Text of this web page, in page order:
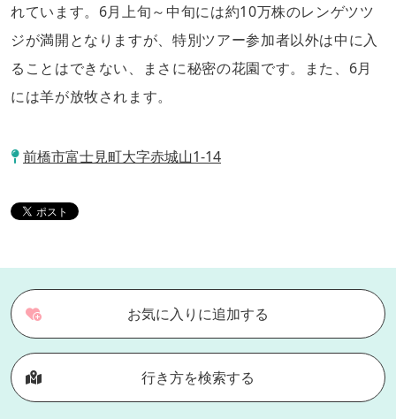
れています。6月上旬～中旬には約10万株のレンゲツツ
ジが満開となりますが、特別ツアー参加者以外は中に入
ることはできない、まさに秘密の花園です。また、6月
には羊が放牧されます。
前橋市富士見町大字赤城山1-14
お気に入りに追加する
行き方を検索する